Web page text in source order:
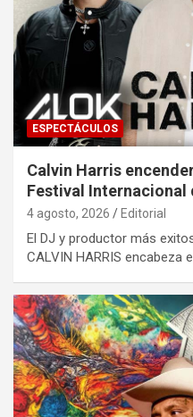
ESPECTÁCULOS
Calvin Harris
Festival Internacional
4 agosto, 2026 Editorial
El DJ y productor más
CALVIN HARRIS encabeza